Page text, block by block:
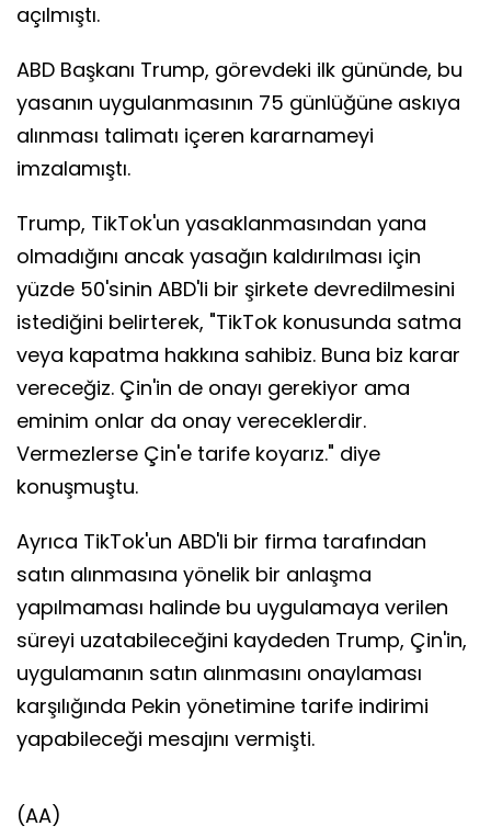
açılmıştı.
ABD Başkanı Trump, görevdeki ilk gününde, bu
yasanın uygulanmasının 75 günlüğüne askıya
alınması talimatı içeren kararnameyi
imzalamıştı.
Trump, TikTok'un yasaklanmasından yana
olmadığını ancak yasağın kaldırılması için
yüzde 50'sinin ABD'li bir şirkete devredilmesini
istediğini belirterek, "TikTok konusunda satma
veya kapatma hakkına sahibiz. Buna biz karar
vereceğiz. Çin'in de onayı gerekiyor ama
eminim onlar da onay vereceklerdir.
Vermezlerse Çin'e tarife koyarız." diye
konuşmuştu.
Ayrıca TikTok'un ABD'li bir firma tarafından
satın alınmasına yönelik bir anlaşma
yapılmaması halinde bu uygulamaya verilen
süreyi uzatabileceğini kaydeden Trump, Çin'in,
uygulamanın satın alınmasını onaylaması
karşılığında Pekin yönetimine tarife indirimi
yapabileceği mesajını vermişti.
(AA)